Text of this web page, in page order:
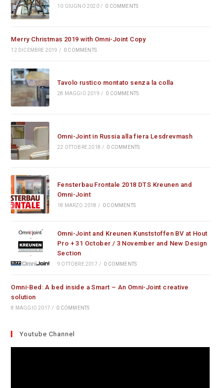
10 GIUGNO 2020 / 0 COMMENTS
Merry Christmas 2019 with Omni-Joint Copy
12 DICEMBRE 2019 / 0 COMMENTS
Tavolo rustico montato senza la colla
28 MAGGIO 2019 / 0 COMMENTS
Omni-Joint in Russia alla fiera Lesdrevmash
22 OTTOBRE 2018 / 0 COMMENTS
Fensterbau Frontale 2018 DTS Kreunen and
Omni-Joint
18 MARZO 2018 / 0 COMMENTS
Omni-Joint and Kreunen Kunststoffen BV at Hout
Pro + 31 October / 3 November and New Design
Section
9 OTTOBRE 2017 / 0 COMMENTS
Omni-Bed: A bed inside a Smart – An Omni-Joint creative
solution
8 MAGGIO 2017 / 0 COMMENTS
Youtube Channel